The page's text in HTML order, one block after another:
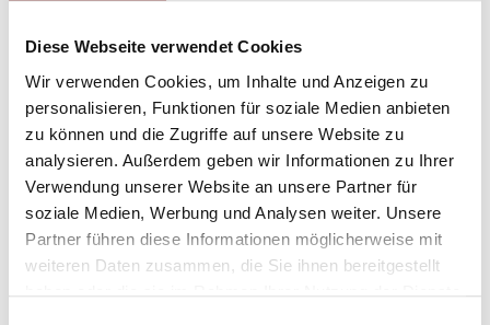
Diese Webseite verwendet Cookies
Wir verwenden Cookies, um Inhalte und Anzeigen zu
personalisieren, Funktionen für soziale Medien anbieten
zu können und die Zugriffe auf unsere Website zu
analysieren. Außerdem geben wir Informationen zu Ihrer
Verwendung unserer Website an unsere Partner für
soziale Medien, Werbung und Analysen weiter. Unsere
Partner führen diese Informationen möglicherweise mit
weiteren Daten zusammen, die Sie ihnen bereitgestellt
haben oder die sie im Rahmen Ihrer Nutzung der Dienste
aufgenommen wurden!
Ansprechpartner
Firma Hatz & Team Immobilien GmbH
Telefon: 00498517569370
Telefax: 00498517569368
info@hatz-team.de